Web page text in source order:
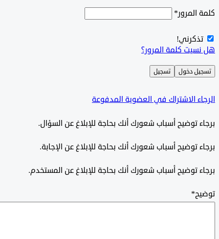
*
كلمة المرور؟
دخول تسجيل
الاشتراك في العضوية المدفوعة
توضيح أسباب شعورك أنك بحاجة للإبلاغ عن السؤال.
توضيح أسباب شعورك أنك بحاجة للإبلاغ عن الإجابة.
توضيح أسباب شعورك أنك بحاجة للإبلاغ عن المستخدم.
*